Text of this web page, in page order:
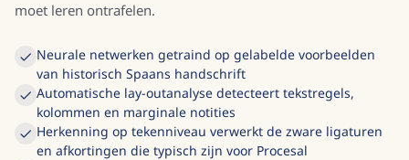
moet leren ontrafelen.
Neurale netwerken getraind op gelabelde voorbeelden
van historisch Spaans handschrift
Automatische lay-outanalyse detecteert tekstregels,
kolommen en marginale notities
Herkenning op tekenniveau verwerkt de zware ligaturen
en afkortingen die typisch zijn voor Procesal